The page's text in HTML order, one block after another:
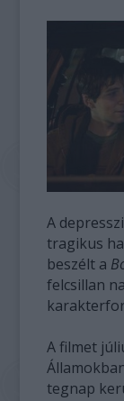
A
tragikus
beszélt a
felcsillan
A filmet
tegnap